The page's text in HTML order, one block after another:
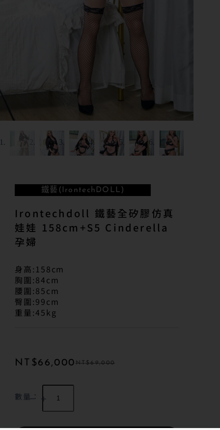
鐵藝(IrontechDOLL)
Irontechdoll 鐵藝全矽膠仿真
娃娃 158cm+S5 Cinderella
孕婦
身高:158cm
胸圍:84cm
腰圍:85cm
臀圍:99cm
重量:45kg
NT$69,000
NT$ 66,000
數量：